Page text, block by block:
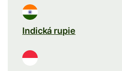
Indická rupie